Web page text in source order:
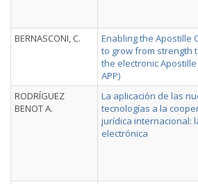
BERNASCONI, C.
Enabling the Apostille
to grow from strength
the electronic
APP)
RODRÍGUEZ
BENOT A.
La aplicación de las
tecnologías a la
jurídica internacional:
electrónica